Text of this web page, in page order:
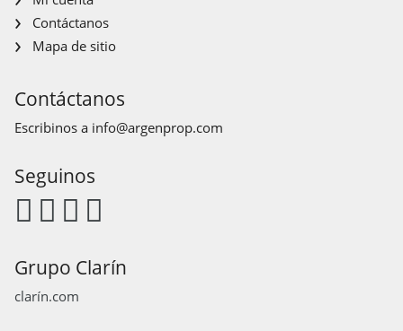
Contáctanos
Mapa de sitio
Contáctanos
Escribinos a info@argenprop.com
Seguinos
Grupo Clarín
clarín.com